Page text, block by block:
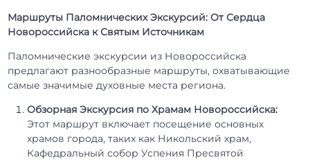
Маршруты Паломнических Экскурсий: От Сердца
Новороссийска к Святым Источникам
Паломнические экскурсии из Новороссийска
предлагают разнообразные маршруты, охватывающие
самые значимые духовные места региона.
Обзорная Экскурсия по Храмам Новороссийска:
Этот маршрут включает посещение основных
храмов города, таких как Никольский храм,
Кафедральный собор Успения Пресвятой